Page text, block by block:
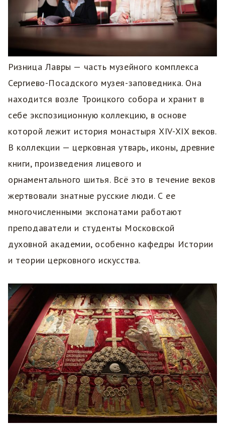
Ризница Лавры — часть музейного комплекса
Сергиево-Посадского музея-заповедника. Она
находится возле Троицкого собора и хранит в
себе экспозиционную коллекцию, в основе
которой лежит история монастыря XIV-XIX веков.
В коллекции — церковная утварь, иконы, древние
книги, произведения лицевого и
орнаментального шитья. Всё это в течение веков
жертвовали знатные русские люди. С ее
многочисленными экспонатами работают
преподаватели и студенты Московской
духовной академии, особенно кафедры Истории
и теории церковного искусства.